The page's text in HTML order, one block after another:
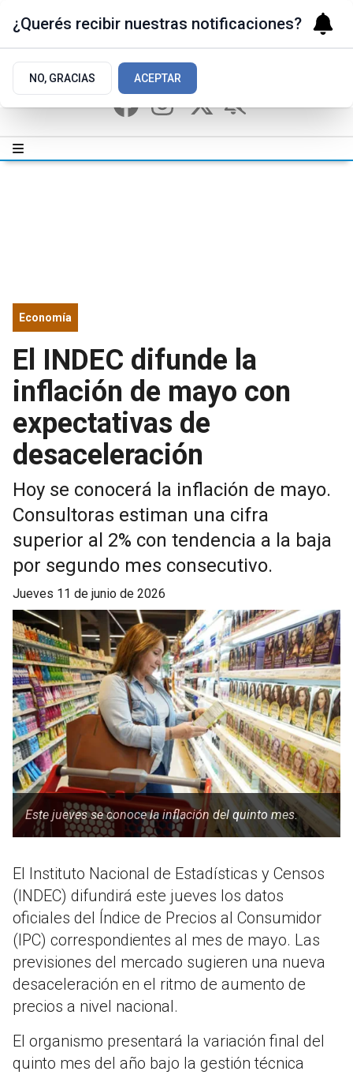
Economía
El INDEC difunde la
inflación de mayo con
expectativas de
desaceleración
Hoy se conocerá la inflación de mayo.
Consultoras estiman una cifra
superior al 2% con tendencia a la baja
por segundo mes consecutivo.
jueves 11 de junio de 2026
Este jueves se conoce la inflación del quinto mes.
El Instituto Nacional de Estadísticas y Censos
(INDEC) difundirá este jueves los datos
oficiales del Índice de Precios al Consumidor
(IPC) correspondientes al mes de mayo. Las
previsiones del mercado sugieren una nueva
desaceleración en el ritmo de aumento de
precios a nivel nacional.
El organismo presentará la variación final del
quinto mes del año bajo la gestión técnica
¿Querés recibir nuestras notificaciones?
NO, GRACIAS ACEPTAR